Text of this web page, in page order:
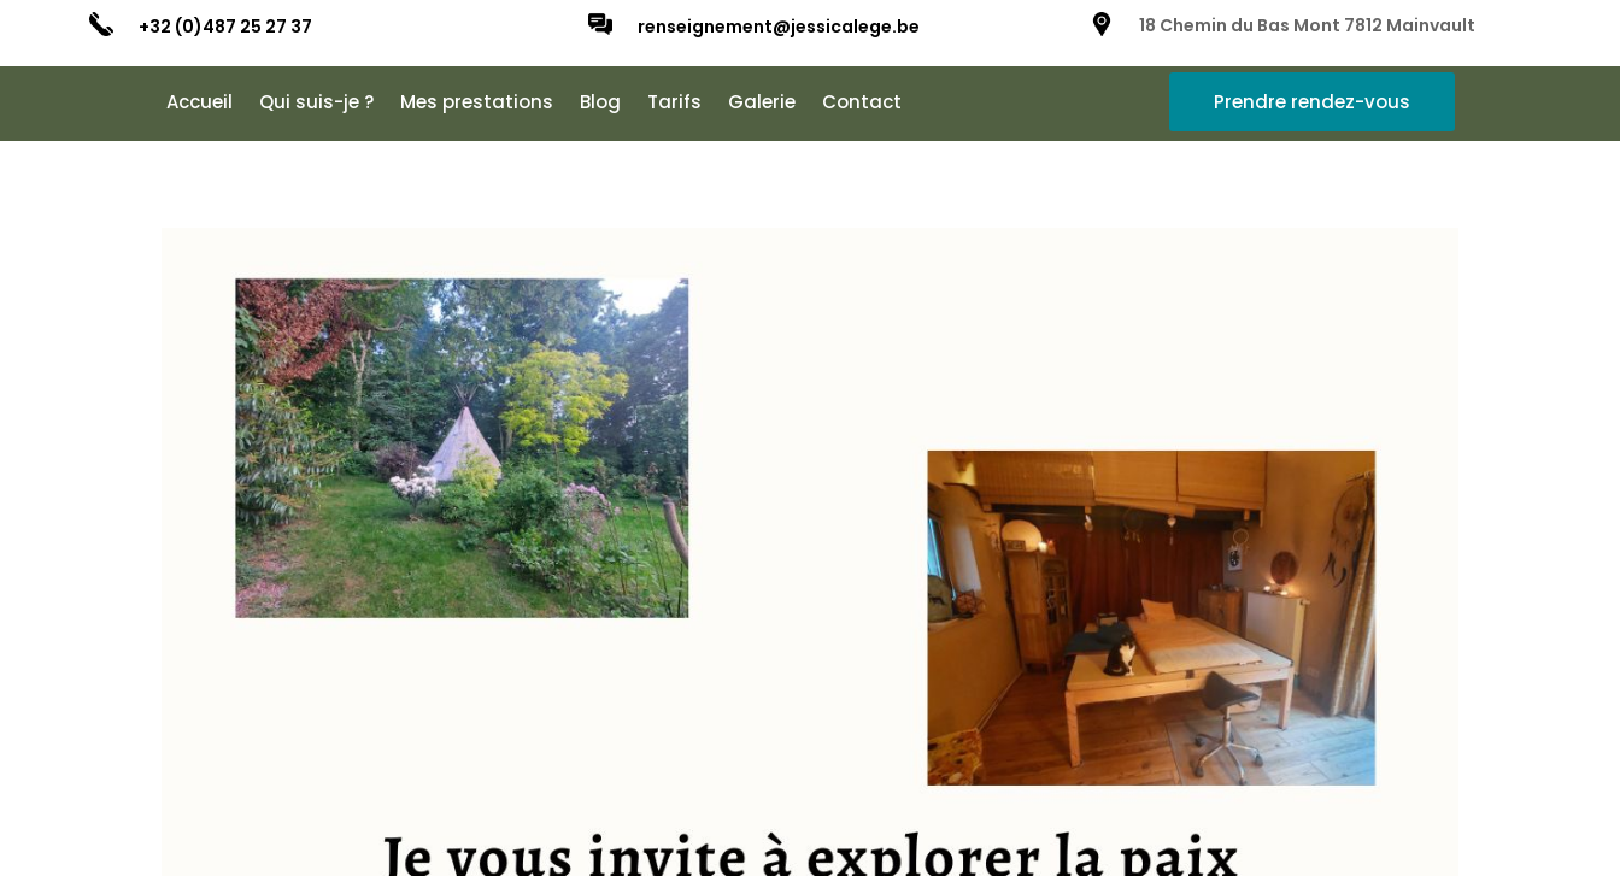
+32 (0)487 25 27 37 renseignement@jessicalege.be 18 Chemin du Bas Mont 7812 Mainvault
Accueil Qui suis-je ? Mes prestations Blog Tarifs Galerie Contact Prendre rendez-vous